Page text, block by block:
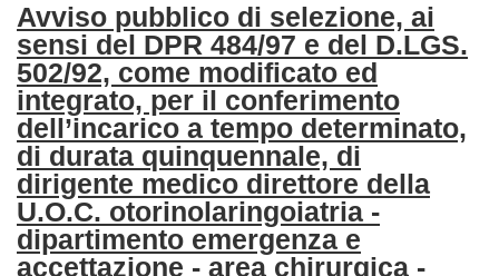
Avviso pubblico di selezione, ai
sensi del DPR 484/97 e del D.LGS.
502/92, come modificato ed
integrato, per il conferimento
dell’incarico a tempo determinato,
di durata quinquennale, di
dirigente medico direttore della
U.O.C. otorinolaringoiatria -
dipartimento emergenza e
accettazione - area chirurgica -